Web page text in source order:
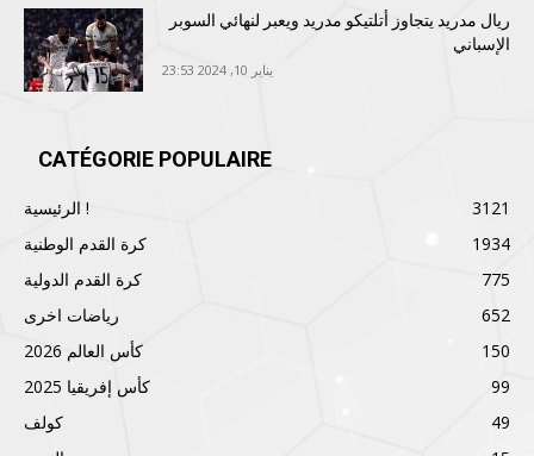
ريال مدريد يتجاوز أتلتيكو مدريد ويعبر لنهائي السوبر
الإسباني
يناير 10, 2024 23:53
CATÉGORIE POPULAIRE
الرئيسية !
3121
كرة القدم الوطنية
1934
كرة القدم الدولية
775
رياضات اخرى
652
كأس العالم 2026
150
كأس إفريقيا 2025
99
كولف
49